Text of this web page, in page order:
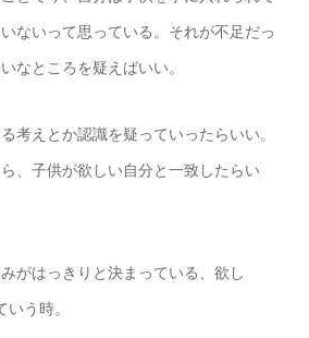
ないって思っている。それが不足だっ
なところを疑えばいい。
考えとか認識を疑っていったらいい。
、子供が欲しい自分と一致したらい
がはっきりと決まっている、欲し
う時。